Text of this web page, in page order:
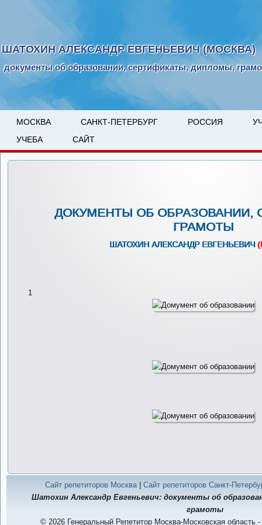
ШАТОХИН АЛЕКСАНДР ЕВГЕНЬЕВИЧ (МОСКВА)
документы об образовании, сертификаты, дипломы,
МОСКВА САНКТ-ПЕТЕРБУРГ РОССИЯ
УЧЕБА
САЙТ
ДОКУМЕНТЫ ОБ ОБРАЗОВАНИИ,
ГРАМОТЫ
ШАТОХИН АЛЕКСАНДР ЕВГЕНЬЕВИЧ
1
Сайт репетиторов Москва| Сайт репетиторов Санкт-
Шатохин Александр Евгеньевич: документы об
грамоты
© 2026 Генеральный Репетитор Москва-Московская область